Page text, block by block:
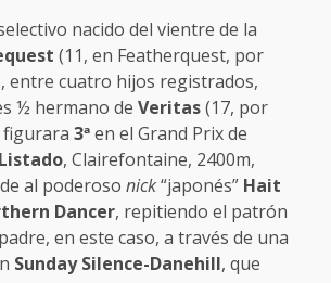
nacido del vientre de la
(11, en Featherquest, por
entre cuatro hijos registrados,
½ hermano de Veritas(17, por
figurara 3ªen el Grand Prix de
Listado, Clairefontaine, 2400m,
al poderoso nick“japonés” Hait
Dancer, repitiendo el patrón
en este caso, a través de una
Sunday Silence-Danehill, que